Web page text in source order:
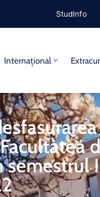
StudInfo
Internațional
semestrul I